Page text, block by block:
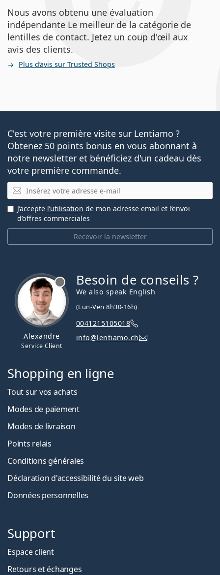
contre les rayons UV dangereux.
Ceci est un dispositif médical. Lisez le mode d'emploi
avant l'utilisation.
Nous avons obtenu une évaluation
indépendante Le meilleur de la catégorie de
lentilles de contact. Jetez un coup d'œil aux
avis des clients.
Plus d’avis sur Trusted Shops
C'est votre première visite sur Lentiamo ?
Obtenez 50 points bonus en vous abonnant à
notre newsletter et bénéficiez d'un cadeau dès
votre première commande.
E-mail
Recevoir la newsletter
J’accepte l’utilisation de mon adresse email et l’envoi
d’offres commerciales
Alexandre
Service Client
Besoin de conseils ?
We also speak English
(Lun-Ven 8h30-16h)
0041215105018
info@lentiamo.ch
Shopping en ligne
Tout sur vos achats
Modes de paiement
Modes de livraison
Points relais
Conditions générales
Déclaration d'accessibilité du site web
Données personnelles
Support
Espace client
Retours et échanges